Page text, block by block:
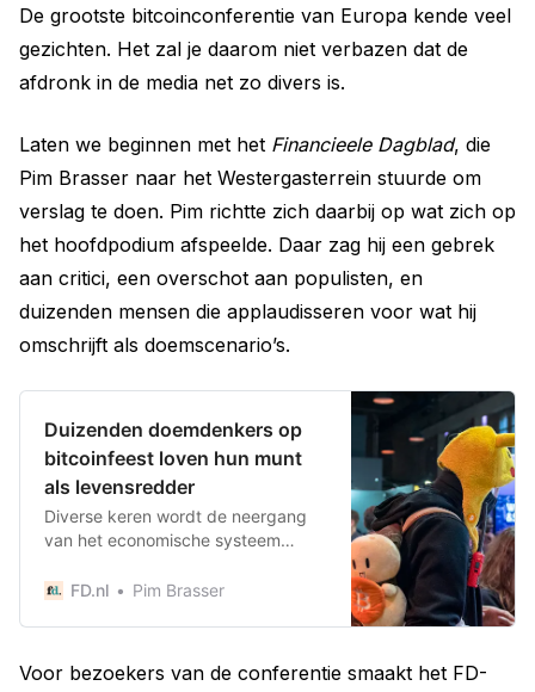
De grootste bitcoinconferentie van Europa kende veel
gezichten. Het zal je daarom niet verbazen dat de
afdronk in de media net zo divers is.
Laten we beginnen met het Financieele Dagblad, die
Pim Brasser naar het Westergasterrein stuurde om
verslag te doen. Pim richtte zich daarbij op wat zich op
het hoofdpodium afspeelde. Daar zag hij een gebrek
aan critici, een overschot aan populisten, en
duizenden mensen die applaudisseren voor wat hij
omschrijft als doemscenario’s.
Duizenden doemdenkers op
bitcoinfeest loven hun munt
als levensredder
Diverse keren wordt de neergang
van het economische systeem
Europese bitcoinconferentie. ‘Zeg
FD.nl Pim Brasser
Voor bezoekers van de conferentie smaakt het FD-